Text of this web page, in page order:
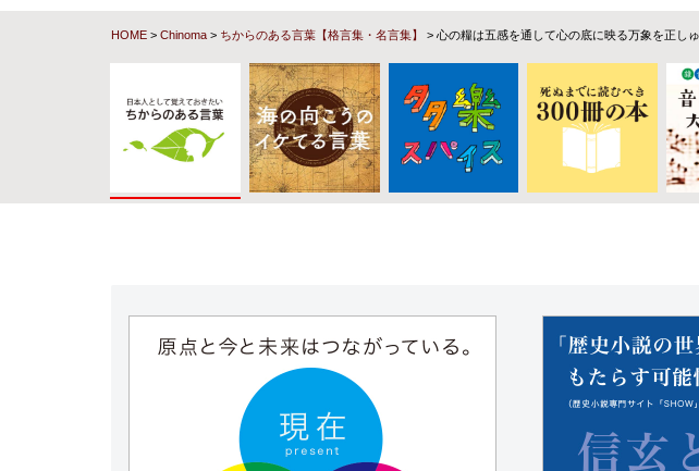
HOME > Chinoma > ちからのある言葉【格言集・名言集】 > 心の糧は五感を通して心の底に映る万象を正し